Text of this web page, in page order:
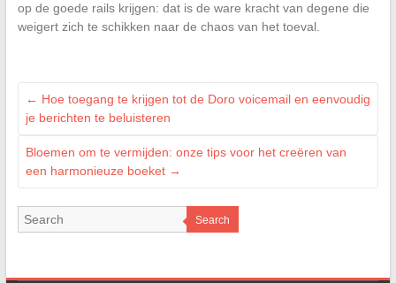
op de goede rails krijgen: dat is de ware kracht van degene die
weigert zich te schikken naar de chaos van het toeval.
← Hoe toegang te krijgen tot de Doro voicemail en eenvoudig
je berichten te beluisteren
Bloemen om te vermijden: onze tips voor het creëren van
een harmonieuze boeket →
Search